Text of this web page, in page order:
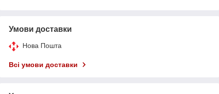
Умови доставки
Нова Пошта
Всі умови доставки